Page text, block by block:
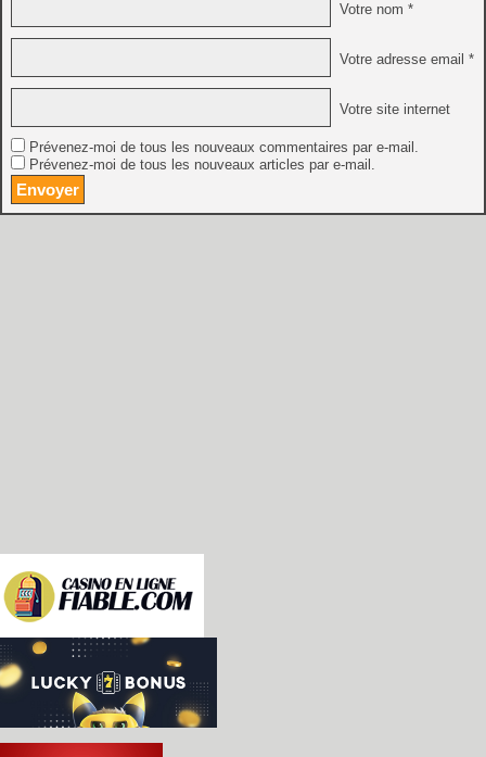
Votre nom *
Votre adresse email *
Votre site internet
Prévenez-moi de tous les nouveaux commentaires par e-mail.
Prévenez-moi de tous les nouveaux articles par e-mail.